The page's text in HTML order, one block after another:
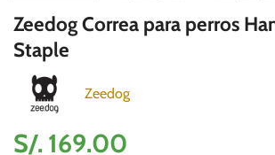
Zeedog Correa para perros
Staple
Zeedog
S/. 169.00